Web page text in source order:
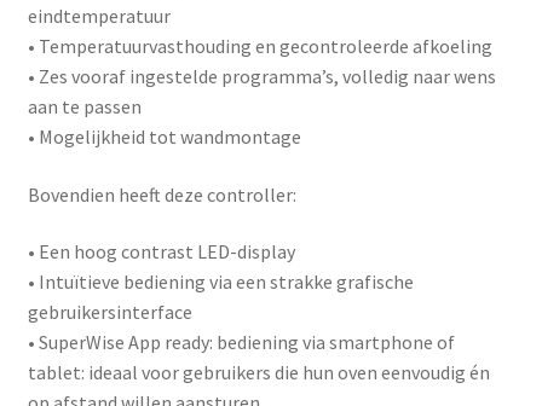
eindtemperatuur
• Temperatuurvasthouding en gecontroleerde afkoeling
• Zes vooraf ingestelde programma’s, volledig naar wens
aan te passen
• Mogelijkheid tot wandmontage
Bovendien heeft deze controller:
• Een hoog contrast LED-display
• Intuïtieve bediening via een strakke grafische
gebruikersinterface
• SuperWise App ready: bediening via smartphone of
tablet: ideaal voor gebruikers die hun oven eenvoudig én